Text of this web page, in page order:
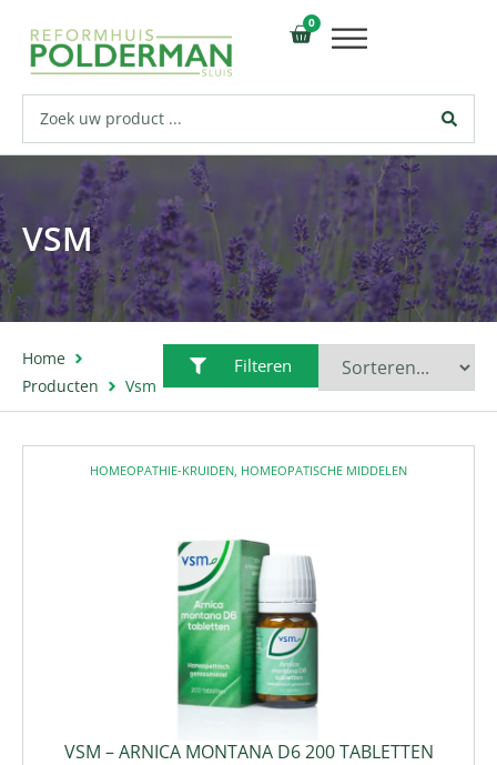
0
VSM
Home
Producten
Vsm
Filteren
HOMEOPATHIE-KRUIDEN HOMEOPATISCHE MIDDELEN
VSM – ARNICA MONTANA D6 200 TABLETTEN